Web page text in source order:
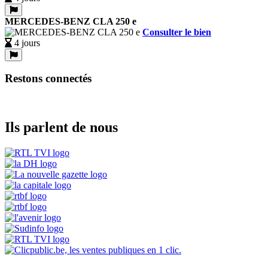
MERCEDES-BENZ CLA 250 e
Consulter le bien
4 jours
Restons connectés
Ils parlent de nous